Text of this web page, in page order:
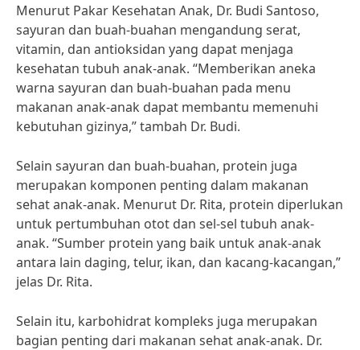
Menurut Pakar Kesehatan Anak, Dr. Budi Santoso,
sayuran dan buah-buahan mengandung serat,
vitamin, dan antioksidan yang dapat menjaga
kesehatan tubuh anak-anak. “Memberikan aneka
warna sayuran dan buah-buahan pada menu
makanan anak-anak dapat membantu memenuhi
kebutuhan gizinya,” tambah Dr. Budi.
Selain sayuran dan buah-buahan, protein juga
merupakan komponen penting dalam makanan
sehat anak-anak. Menurut Dr. Rita, protein diperlukan
untuk pertumbuhan otot dan sel-sel tubuh anak-
anak. “Sumber protein yang baik untuk anak-anak
antara lain daging, telur, ikan, dan kacang-kacangan,”
jelas Dr. Rita.
Selain itu, karbohidrat kompleks juga merupakan
bagian penting dari makanan sehat anak-anak. Dr.